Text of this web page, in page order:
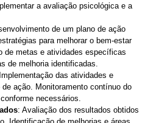
a avaliação psicológica e a
de um plano de ação
para melhorar o bem-estar
de metas e atividades específicas
de melhoria identificadas.
das atividades e
ação. Monitoramento contínuo do
necessários.
: Avaliação dos resultados obtidos